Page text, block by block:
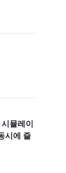
뮬레이
시에 즐